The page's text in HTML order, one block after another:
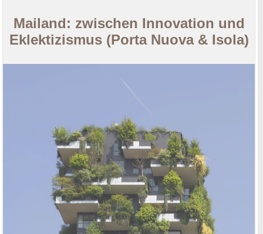
Mailand: zwischen Innovation und
Eklektizismus (Porta Nuova & Isola)